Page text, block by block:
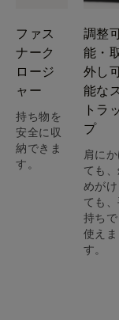
ファス
ナーク
ロージ
ャー
持ち物を
安全に収
納できま
す。
調整
能・
外し
能な
トラッ
プ
肩に
ても
めがけ
ても
持ちで
使えま
す。